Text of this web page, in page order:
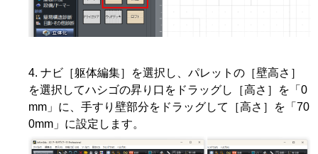
ナビ［躯体編集］を選択し、パレットの［壁高さ］
を選択してハシゴの昇り口をドラッグし［高さ］を「0
mm」に、手すり壁部分をドラッグして［高さ］を「70
0mm」に設定します。